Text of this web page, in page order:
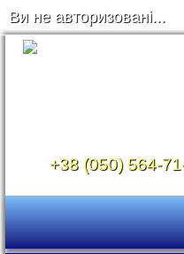
Ви не авторизовані...
+38 (050) 564-